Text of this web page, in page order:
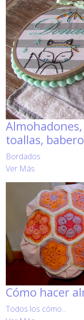
toallas,
Bordados
Ver Más
Cómo hacer
Todos los cómo...